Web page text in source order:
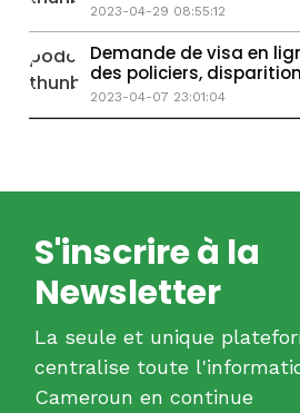
2023-04-29 08:55:12
Demande de visa en
des policiers,
2023-04-07 23:01:04
S'inscrire à la
Newsletter
La seule et unique
centralise toute
Cameroun en continue